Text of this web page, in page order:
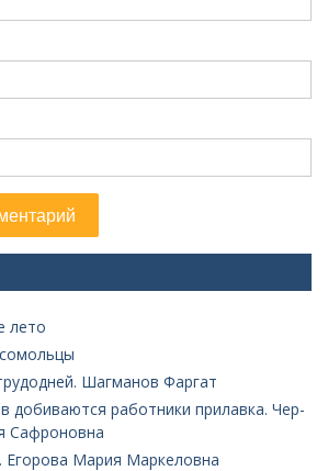
лето
Шагманов Фаргат
добиваются работники прилавка. Чер­
Сафроновна
Его­рова Мария Маркеловна